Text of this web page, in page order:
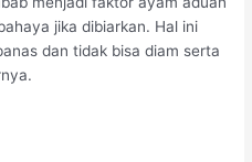
jika dibiarkan. Hal ini
dan tidak bisa diam serta